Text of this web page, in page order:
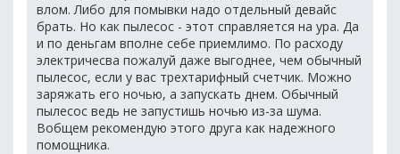
влом. Либо для помывки надо отдельный девайс
брать. Но как пылесос - этот справляется на ура. Да
и по деньгам вполне себе приемлимо. По расходу
электричесва пожалуй даже выгоднее, чем обычный
пылесос, если у вас трехтарифный счетчик. Можно
заряжать его ночью, а запускать днем. Обычный
пылесос ведь не запустишь ночью из-за шума.
Вобщем рекомендую этого друга как надежного
помощника.